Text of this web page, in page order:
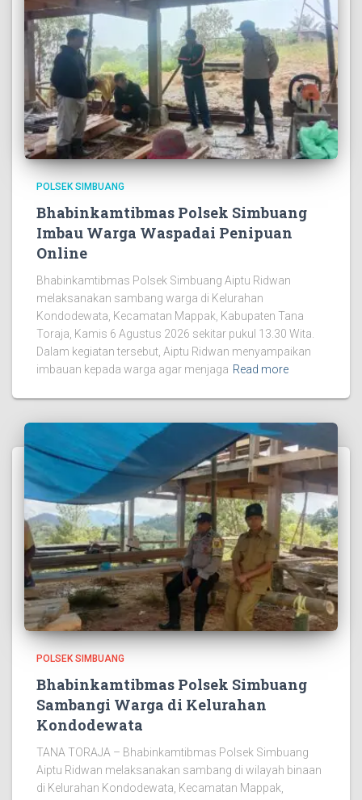
POLSEK SIMBUANG
Bhabinkamtibmas Polsek Simbuang
Imbau Warga Waspadai Penipuan
Online
Bhabinkamtibmas Polsek Simbuang Aiptu Ridwan
melaksanakan sambang warga di Kelurahan
Kondodewata, Kecamatan Mappak, Kabupaten Tana
Toraja, Kamis 6 Agustus 2026 sekitar pukul 13.30 Wita.
Dalam kegiatan tersebut, Aiptu Ridwan menyampaikan
imbauan kepada warga agar menjaga Read more
POLSEK SIMBUANG
Bhabinkamtibmas Polsek Simbuang
Sambangi Warga di Kelurahan
Kondodewata
TANA TORAJA – Bhabinkamtibmas Polsek Simbuang
Aiptu Ridwan melaksanakan sambang di wilayah binaan
di Kelurahan Kondodewata, Kecamatan Mappak,